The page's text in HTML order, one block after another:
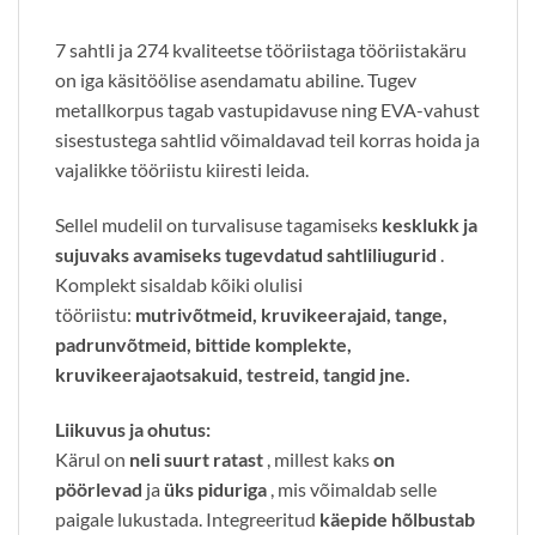
7 sahtli ja 274 kvaliteetse tööriistaga tööriistakäru
on iga käsitöölise asendamatu abiline. Tugev
metallkorpus tagab vastupidavuse ning EVA-vahust
sisestustega sahtlid võimaldavad teil korras hoida ja
vajalikke tööriistu kiiresti leida.
Sellel mudelil on turvalisuse tagamiseks kesklukk ja
sujuvaks avamisekstugevdatud sahtliliugurid .
Komplekt sisaldab kõiki olulisi
tööriistu: mutrivõtmeid, kruvikeerajaid, tange,
padrunvõtmeid, bittide komplekte,
kruvikeerajaotsakuid, testreid, tangid jne.
Liikuvus ja ohutus:
Kärul on neli suurt ratast , millest kakson
pöörlevad ja üks piduriga , mis võimaldab selle
paigale lukustada. Integreeritud käepide hõlbustab